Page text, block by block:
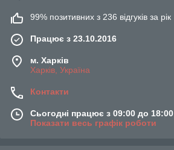
99% позитивних з 236 відгуків за рік
Працює з 23.10.2016
м. Харків
Харків, Україна
Контакти
Сьогодні працює з 09:00 до 18:00
Показати весь графік роботи